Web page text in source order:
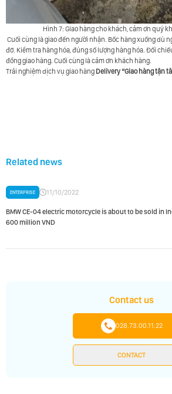
Hình 7: Giao hàng cho khách, cảm ơn quý
Cuối cùng là giao đến người nhận. Bốc hàng xuống dù
đỡ. Kiểm tra hàng hóa, đúng số lượng hàng hóa. Đối
đồng giao hàng. Cuối cùng là cảm ơn khách hàng.
Trải nghiệm dịch vụ giao hàng Delivery“Giao hàng tận
Related news
ENTERPRISE 11/10/2022
BMW CE-04 electric motorcycle is about to be sold in
600 million VND
Contact us
028.73.00.11.22
CONTACT